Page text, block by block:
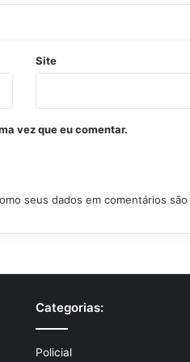
Site
vez que eu comentar.
seus dados em comentários
Categorias:
Policial